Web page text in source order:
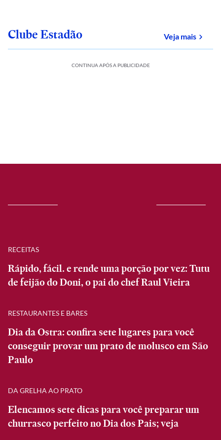
Clube Estadão Veja maissobre
CONTINUA APÓS A PUBLICIDADE
RECEITAS
Rápido, fácil. e rende uma porção por vez: Tutu
de feijão do Doni, o pai do chef Raul Vieira
RESTAURANTES E BARES
Dia da Ostra: confira sete lugares para você
conseguir provar um prato de molusco em São
Paulo
DA GRELHA AO PRATO
Elencamos sete dicas para você preparar um
churrasco perfeito no Dia dos Pais; veja